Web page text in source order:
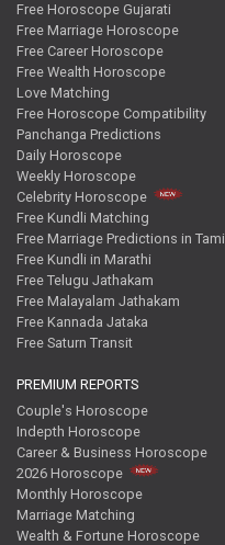
Free Horoscope Gujarati
Free Marriage Horoscope
Free Career Horoscope
Free Wealth Horoscope
Love Matching
Free Horoscope Compatibility
Panchanga Predictions
Daily Horoscope
Weekly Horoscope
Celebrity Horoscope
Free Kundli Matching
Free Marriage Predictions in Tamil
Free Kundli in Marathi
Free Telugu Jathakam
Free Malayalam Jathakam
Free Kannada Jataka
Free Saturn Transit
PREMIUM REPORTS
Couple's Horoscope
Indepth Horoscope
Career & Business Horoscope
2026 Horoscope
Monthly Horoscope
Marriage Matching
Wealth & Fortune Horoscope